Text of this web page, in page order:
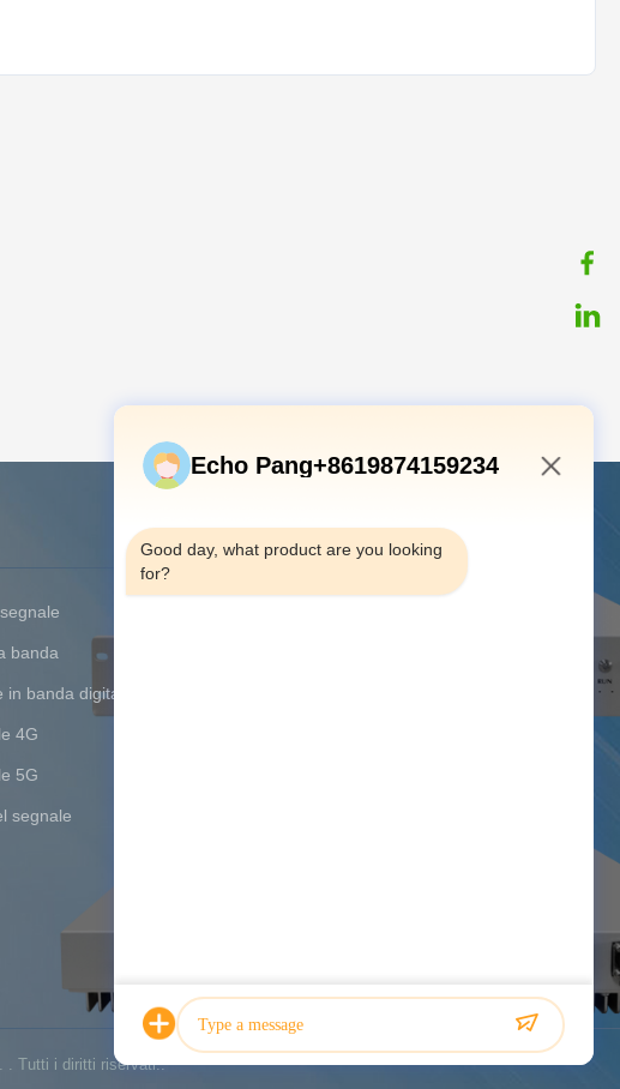
banda
banda digitale
4G
5G
segnale
Contattici
. Tutti i diritti riservati..
Echo Pang+8619874159234
Good day, what product are you looking
for?